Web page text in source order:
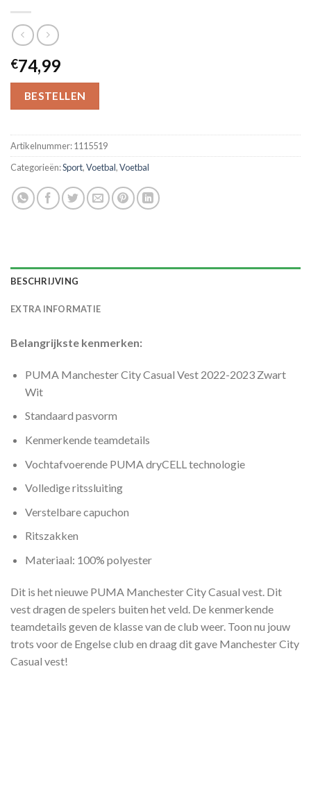
€74,99
BESTELLEN
Artikelnummer:1115519
Categorieën:Sport,Voetbal,Voetbal
BESCHRIJVING
EXTRA INFORMATIE
Belangrijkste kenmerken:
PUMA Manchester City Casual Vest 2022-2023 Zwart
Wit
Standaard pasvorm
Kenmerkende teamdetails
Vochtafvoerende PUMA dryCELL technologie
Volledige ritssluiting
Verstelbare capuchon
Ritszakken
Materiaal: 100% polyester
Dit is het nieuwe PUMA Manchester City Casual vest. Dit
vest dragen de spelers buiten het veld. De kenmerkende
teamdetails geven de klasse van de club weer. Toon nu jouw
trots voor de Engelse club en draag dit gave Manchester City
Casual vest!